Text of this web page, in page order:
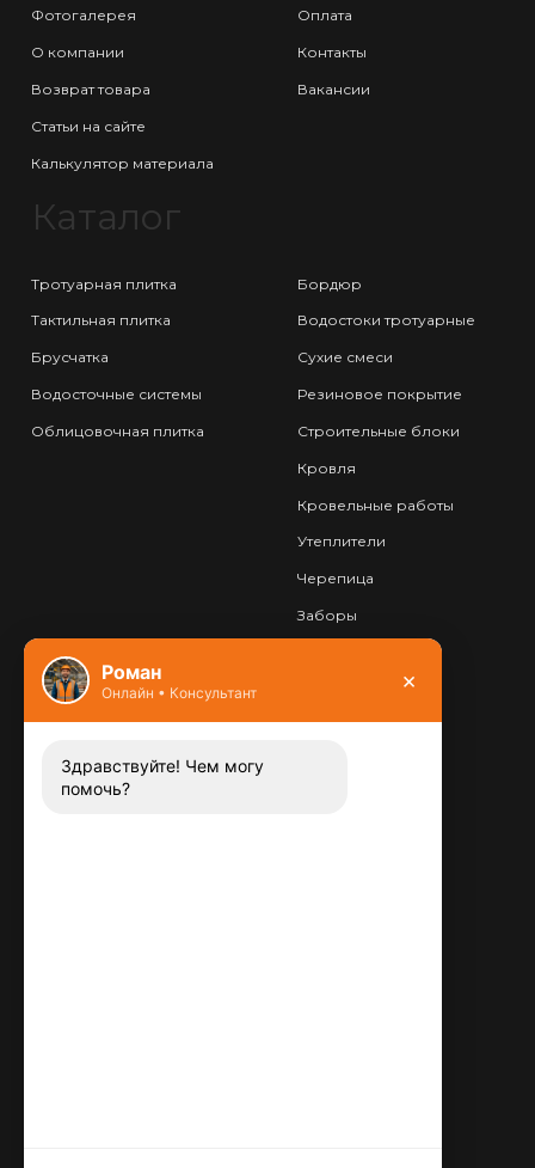
Фотогалерея
О компании
Возврат товара
Статьи на сайте
Калькулятор материала
Оплата
Контакты
Вакансии
Каталог
Тротуарная плитка
Тактильная плитка
Брусчатка
Водосточные системы
Облицовочная плитка
Бордюр
Водостоки тротуарные
Сухие смеси
Резиновое покрытие
Строительные блоки
Кровля
Кровельные работы
Утеплители
Черепица
Заборы
Контакты
Заказать звонок
Роман
Онлайн • Консультант ×
Здравствуйте! Чем могу
помочь?